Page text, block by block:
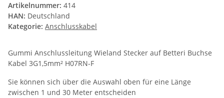
Artikelnummer: 414
HAN: Deutschland
Kategorie: Anschlusskabel
Gummi Anschlussleitung Wieland Stecker auf Betteri Buchse
Kabel 3G1,5mm² H07RN-F
Sie können sich über die Auswahl oben für eine Länge
zwischen 1 und 30 Meter entscheiden